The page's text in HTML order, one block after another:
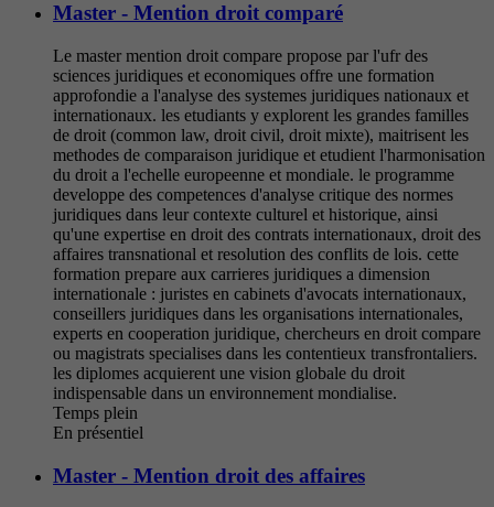
Master - Mention droit comparé
Le master mention droit compare propose par l'ufr des
sciences juridiques et economiques offre une formation
approfondie a l'analyse des systemes juridiques nationaux et
internationaux. les etudiants y explorent les grandes familles
de droit (common law, droit civil, droit mixte), maitrisent les
methodes de comparaison juridique et etudient l'harmonisation
du droit a l'echelle europeenne et mondiale. le programme
developpe des competences d'analyse critique des normes
juridiques dans leur contexte culturel et historique, ainsi
qu'une expertise en droit des contrats internationaux, droit des
affaires transnational et resolution des conflits de lois. cette
formation prepare aux carrieres juridiques a dimension
internationale : juristes en cabinets d'avocats internationaux,
conseillers juridiques dans les organisations internationales,
experts en cooperation juridique, chercheurs en droit compare
ou magistrats specialises dans les contentieux transfrontaliers.
les diplomes acquierent une vision globale du droit
indispensable dans un environnement mondialise.
Temps plein
En présentiel
Master - Mention droit des affaires